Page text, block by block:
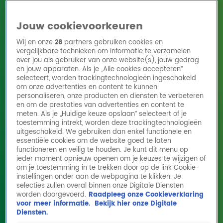
HomeActiesRadioshows DJ'sRadio 10 zendersHitlijsten
Radio luisteren
Volg Radio 10
Zoeken
HomeOnline Radio LuisterenActiesShowsAlle zenders
Lex interviewt Toto's Steve Lukather
20 sep 2024, 14:01
Lex sprak met Steve onder andere over
Jouw cookievoorkeuren
Wij en onze28 partners gebruiken cookies en
vergelijkbare technieken om informatie te verzamelen
over jou als gebruiker van onze website(s), jouw gedrag
en jouw apparaten. Als je „Alle cookies accepteren”
selecteert, worden trackingtechnologieën ingeschakeld
om onze advertenties en content te kunnen
personaliseren, onze producten en diensten te verbeteren
en om de prestaties van advertenties en content te
meten. Als je „Huidige keuze opslaan” selecteert of je
toestemming intrekt, worden deze trackingtechnologieën
uitgeschakeld. We gebruiken dan enkel functionele en
essentiële cookies om de website goed te laten
functioneren en veilig te houden. Je kunt dit menu op
ieder moment opnieuw openen om je keuzes te wijzigen of
om je toestemming in te trekken door op de link Cookie-
instellingen onder aan de webpagina te klikken. Je
selecties zullen overal binnen onze Digitale Diensten
worden doorgevoerd. Raadpleeg onze Cookieverklaring
voor meer informatie. Bekijk hier onze Digitale
Diensten.